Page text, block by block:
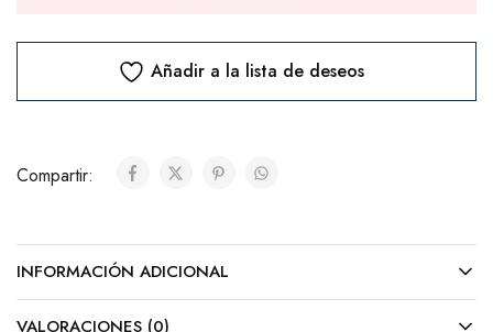
Ferrero Rocher (8 unidades)($10.00)
Cadbury (Barra)($5.00)
Añadir a la lista de deseos
Compartir:
INFORMACIÓN ADICIONAL
VALORACIONES (0)